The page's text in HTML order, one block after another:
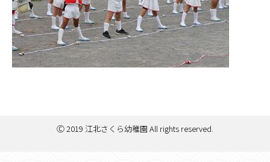
Ⓒ 2019 江北さくら幼稚園 All rights reserved.